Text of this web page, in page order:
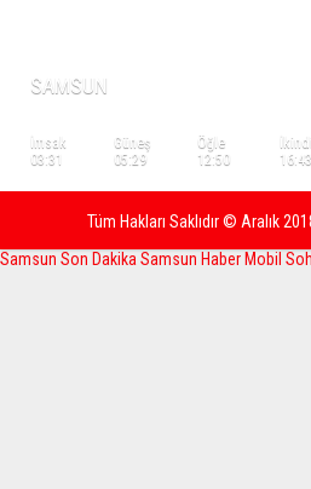
SAMSUN
İmsak
03:31
Güneş
05:29
Öğle
12:50
İkindi
16:43
Tüm Hakları Saklıdır © Aralık
Samsun Son Dakika Samsun Haber Mobil